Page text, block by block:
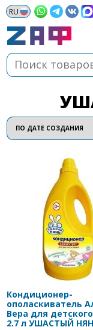
Кондиционер-
ополаскиватель
Вера для
2.7 л УШАСТЫЙ